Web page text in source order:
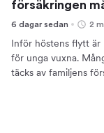
försäkringen
6 dagar sedan 2
Inför höstens flytt
för unga vuxna.
täcks av familjens